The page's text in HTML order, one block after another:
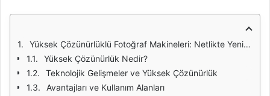
Yüksek Çözünürlüklü Fotoğraf Makineleri: Netlikte Yeni Bir Dönem
Yüksek Çözünürlük Nedir?
Teknolojik Gelişmeler ve Yüksek Çözünürlük
Avantajları ve Kullanım Alanları